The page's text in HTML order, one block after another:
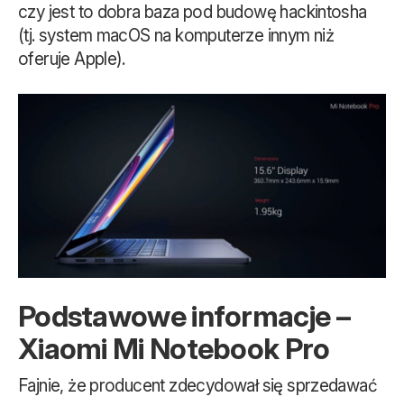
czy jest to dobra baza pod budowę hackintosha
(tj. system macOS na komputerze innym niż
oferuje Apple).
Podstawowe informacje –
Xiaomi Mi Notebook Pro
Fajnie, że producent zdecydował się sprzedawać